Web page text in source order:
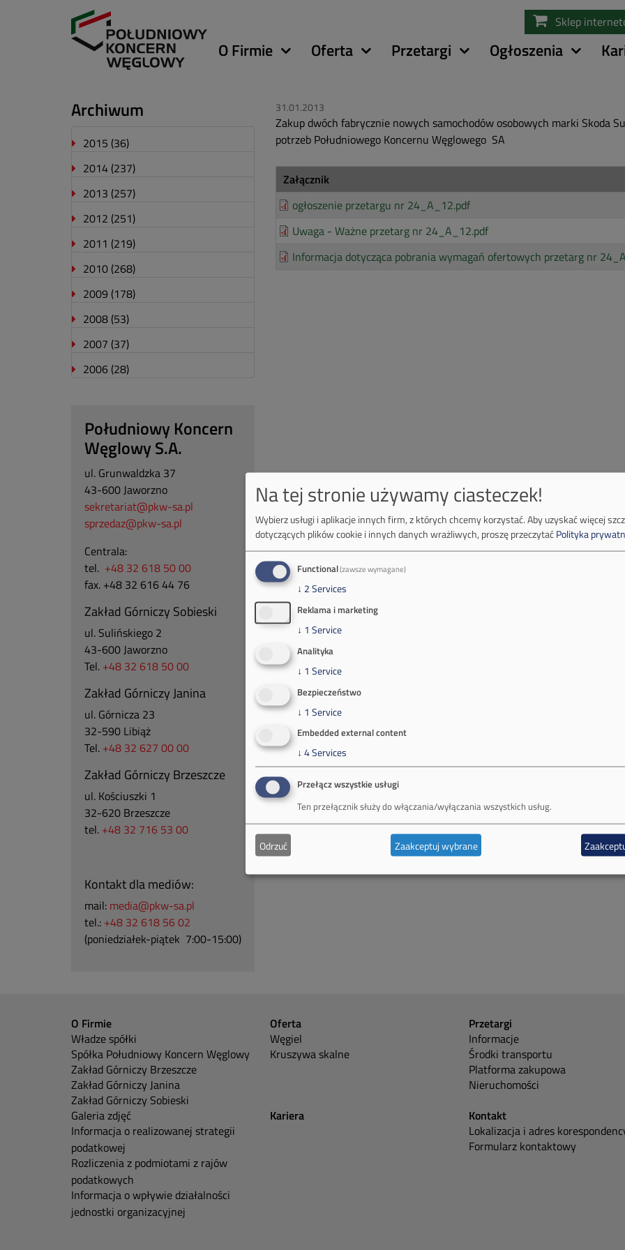
treści
Sklep
Główna
O Firmie Oferta Przetargi Ogłoszenia
31.01.2013
Zakup dwóch fabrycznie nowych samochodów osobowych marki Skoda
potrzeb Południowego Koncernu Węglowego SA
Załącznik
ogłoszenie przetargu nr 24_A_12.pdf
Uwaga - Ważne przetarg nr 24_A_12.pdf
Informacja dotycząca pobrania wymagań ofertowych przetarg nr
Archiwum
2015 (36)
2014 (237)
2013 (257)
2012 (251)
2011 (219)
2010 (268)
2009 (178)
2008 (53)
2007 (37)
2006 (28)
Południowy Koncern
Węglowy S.A.
ul. Grunwaldzka 37
43-600 Jaworzno
sekretariat@pkw-sa.pl
sprzedaz@pkw-sa.pl
Centrala:
tel. +48 32 618 50 00
fax. +48 32 616 44 76
Zakład Górniczy Sobieski
ul. Sulińskiego 2
43-600 Jaworzno
Tel. +48 32 618 50 00
Zakład Górniczy Janina
ul. Górnicza 23
32-590 Libiąż
Tel. +48 32 627 00 00
Zakład Górniczy Brzeszcze
ul. Kościuszki 1
32-620 Brzeszcze
tel. +48 32 716 53 00
Kontakt dla mediów:
mail: media@pkw-sa.pl
tel.: +48 32 618 56 02
(poniedziałek-piątek 7:00-15:00)
O Firmie
Władze spółki
Spółka Południowy Koncern Węglowy
Zakład Górniczy Brzeszcze
Zakład Górniczy Janina
Zakład Górniczy Sobieski
Galeria zdjęć
Informacja o realizowanej strategii
podatkowej
Rozliczenia z podmiotami z rajów
podatkowych
Informacja o wpływie działalności
jednostki organizacyjnej
Oferta
Węgiel
Kruszywa skalne
Przetargi
Informacje
Środki transportu
Platforma zakupowa
Nieruchomości
Kariera
Kontakt
Lokalizacja i adres
Formularz kontaktowy
Na tej stronie używamy ciasteczek!
Wybierz usługi i aplikacje innych firm, z których chcemy korzystać.Aby uzyskać więcej
dotyczących plików cookie i innych danych wrażliwych, proszę przeczytaćPolityka
Functional(zawsze wymagane)
↓ 2Services
Reklama i marketing
↓ 1 Service
Analityka
↓ 1 Service
Bezpieczeństwo
↓ 1 Service
Embedded external content
↓ 4Services
Przełącz wszystkie usługi
Ten przełącznik służy do włączania/wyłączania wszystkich usług.
Odrzuć Zaakceptuj wybrane